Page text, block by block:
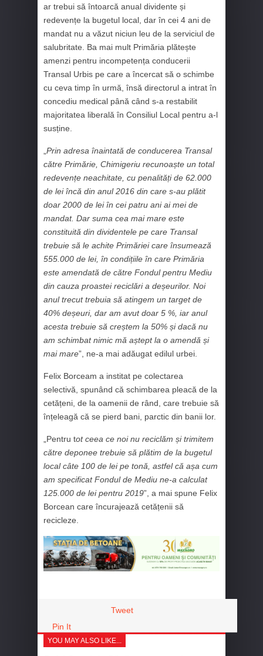
ar trebui să întoarcă anual dividente și
redevențe la bugetul local, dar în cei 4 ani de
mandat nu a văzut niciun leu de la serviciul de
salubritate. Ba mai mult Primăria plătește
amenzi pentru incompetența conducerii
Transal Urbis pe care a încercat să o schimbe
cu ceva timp în urmă, însă directorul a intrat în
concediu medical până când s-a restabilit
majoritatea liberală în Consiliul Local pentru a-l
susține.
Prin adresa înaintată de conducerea Transal
către Primărie, Chimigeriu recunoaște un total
redevențe neachitate, cu penalități de 62.000
de lei încă din anul 2016 din care s-au plătit
doar 2000 de lei în cei patru ani ai mei de
mandat. Dar suma cea mai mare este
constituită din dividentele pe care Transal
trebuie să le achite Primăriei care însumează
555.000 de lei, în condițiile în care Primăria
este amendată de către Fondul pentru Mediu
din cauza proastei reciclări a deșeurilor. Noi
anul trecut trebuia să atingem un target de
40% deșeuri, dar am avut doar 5 %, iar anul
acesta trebuie să creștem la 50% și dacă nu
am schimbat nimic mă aștept la o amendă și
mai mare”, ne-a mai adăugat edilul urbei.
Felix Borceam a institat pe colectarea
selectivă, spunând că schimbarea pleacă de la
cetățeni, de la oamenii de rând, care trebuie să
înțeleagă că se pierd bani, parctic din banii lor.
„Pentru tot ceea ce noi nu reciclăm și trimitem
către deponee trebuie să plătim de la bugetul
local câte 100 de lei pe tonă, astfel că așa cum
am specificat Fondul de Mediu ne-a calculat
125.000 de lei pentru 2019”, a mai spune Felix
Borcean care încurajează cetățenii să
recicleze.
Tweet
Pin It
YOU MAY ALSO LIKE...